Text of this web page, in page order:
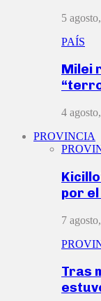
5
PAÍS
Milei
4
PROVINCIA
por
7
Tras